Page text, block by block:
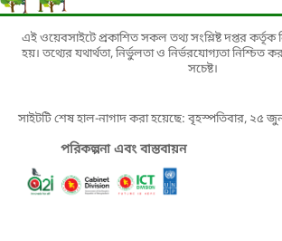
এই ওয়েবসাইটে প্রকাশিত সকল তথ্য সংশ্লিষ্ট দপ্তর কর্তৃক
হয়। তথ্যের যথার্থতা, নির্ভুলতা ও নির্ভরযোগ্যতা নিশ্চিত
সচেষ্ট।
সাইটটি শেষ হাল-নাগাদ করা হয়েছে: বৃহস্পতিবার,
পরিকল্পনা এবং বাস্তবায়ন